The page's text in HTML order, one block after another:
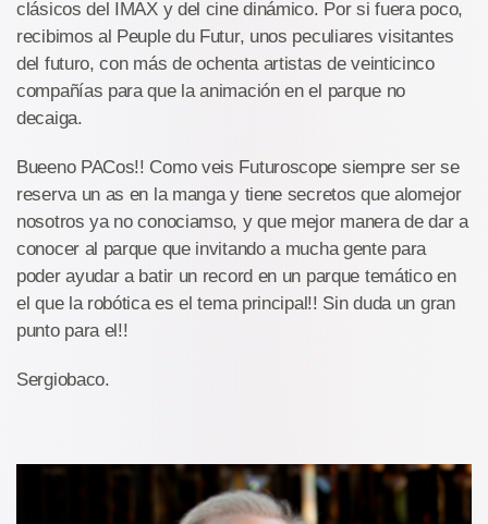
clásicos del IMAX y del cine dinámico. Por si fuera poco,
recibimos al Peuple du Futur, unos peculiares visitantes
del futuro, con más de ochenta artistas de veinticinco
compañías para que la animación en el parque no
decaiga.
Bueeno PACos!! Como veis Futuroscope siempre ser se
reserva un as en la manga y tiene secretos que alomejor
nosotros ya no conociamso, y que mejor manera de dar a
conocer al parque que invitando a mucha gente para
poder ayudar a batir un record en un parque temático en
el que la robótica es el tema principal!! Sin duda un gran
punto para el!!
Sergiobaco.